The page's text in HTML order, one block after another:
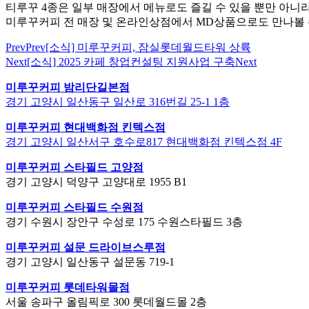
티루꾸 4종은 일부 매장에서 메뉴로도 즐길 수 있을 뿐만 아니
미루꾸커피 전 매장 및 온라인상점에서 MD상품으로도 만나볼
PrevPrev[소식] 미루꾸커피, 잠실롯데월드타워 상륙
Next[소식] 2025 카페 창업컨설팅 지원사업 구축Next
미루꾸커피 밤리단길본점
경기 고양시 일산동구 일산로 316번길 25-1 1층
미루꾸커피 현대백화점 킨텍스점
경기 고양시 일산서구 호수로817 현대백화점 킨텍스점 4F
미루꾸커피 스타필드 고양점
경기 고양시 덕양구 고양대로 1955 B1
미루꾸커피 스타필드 수원점
경기 수원시 장안구 수성로 175 수원스타필드 3층
미루꾸커피 설문 드라이브스루점
경기 고양시 일산동구 설문동 719-1
미루꾸커피 롯데타워몰점
서울 송파구 올림픽로 300 롯데월드몰 2층